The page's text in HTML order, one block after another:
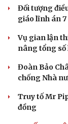
Tây Ninh
Campuchia
Làm rõ đối
nữ tử vong
Khởi tố vợ
nước ngoài ở
Chuyển hồ
nguyên liệu